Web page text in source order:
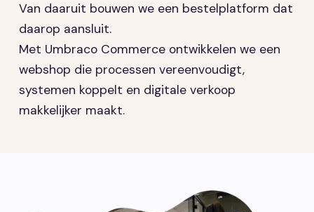
Van daaruit bouwen we een bestelplatform dat
daarop aansluit.
Met Umbraco Commerce ontwikkelen we een
webshop die processen vereenvoudigt,
systemen koppelt en digitale verkoop
makkelijker maakt.